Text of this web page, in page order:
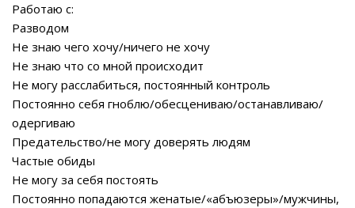
Работаю с:
Разводом
Не знаю чего хочу/ничего не хочу
Не знаю что со мной происходит
Не могу расслабиться, постоянный контроль
Постоянно себя гноблю/обесцениваю/останавливаю/
одергиваю
Предательство/не могу доверять людям
Частые обиды
Не могу за себя постоять
Постоянно попадаются женатые/«абъюзеры»/мужчины,